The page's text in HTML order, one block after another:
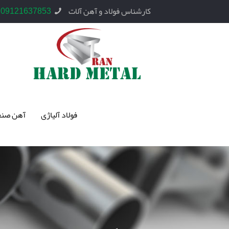
کارشناس فولاد و آهن آلات 09121637853
فولاد آلیاژی آهن